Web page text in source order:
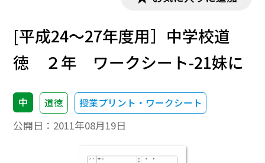
[平成24～27年度用］中学校道
徳 ２年 ワークシート-21妹に
中 道徳 授業プリント・ワークシート
公開日： 2011年08月19日